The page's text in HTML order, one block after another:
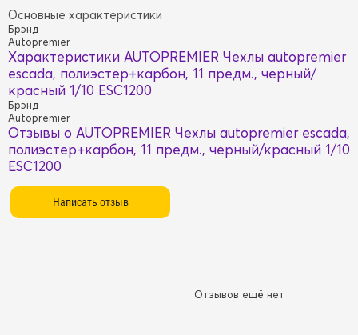
Основные характеристики
Брэнд
Autopremier
Характеристики AUTOPREMIER Чехлы autopremier
escada, полиэстер+карбон, 11 предм., черный/
красный 1/10 ESC1200
Брэнд
Autopremier
Отзывы о AUTOPREMIER Чехлы autopremier escada,
полиэстер+карбон, 11 предм., черный/красный 1/10
ESC1200
Отзывов ещё нет